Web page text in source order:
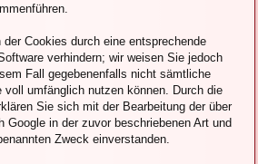
Cookies durch eine entsprechende
verhindern; wir weisen Sie jedoch
Fall gegebenenfalls nicht sämtliche
voll umfänglich nutzen können. Durch die
Sie sich mit der Bearbeitung der über
Google in der zuvor beschriebenen Art und
Zweck einverstanden.